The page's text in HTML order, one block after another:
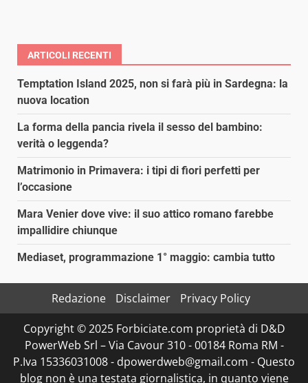
ARTICOLI RECENTI
Temptation Island 2025, non si farà più in Sardegna: la
nuova location
La forma della pancia rivela il sesso del bambino:
verità o leggenda?
Matrimonio in Primavera: i tipi di fiori perfetti per
l’occasione
Mara Venier dove vive: il suo attico romano farebbe
impallidire chiunque
Mediaset, programmazione 1° maggio: cambia tutto
Redazione Disclaimer
Privacy Policy
Copyright © 2025 Forbiciate.com proprietà di D&D
PowerWeb Srl – Via Cavour 310 - 00184 Roma RM -
P.Iva 15336031008 - dpowerdweb@gmail.com - Questo
blog non è una testata giornalistica, in quanto viene